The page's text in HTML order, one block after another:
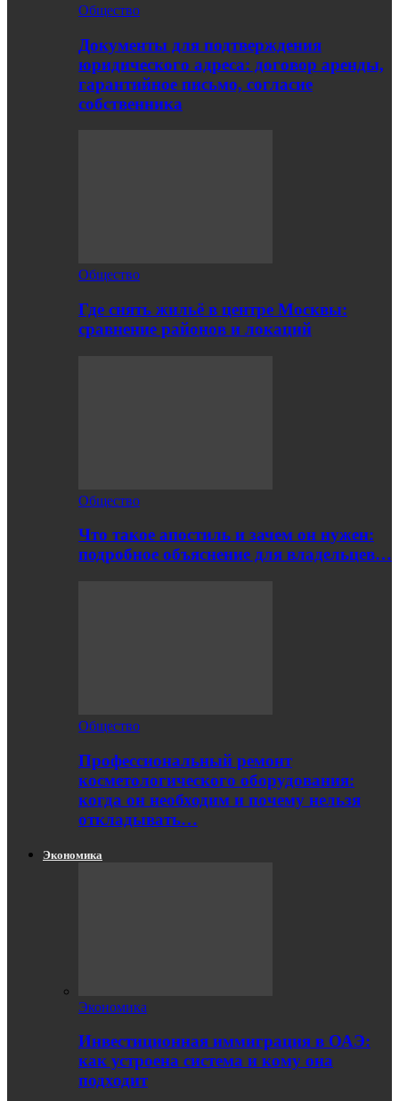
Общество
Документы для подтверждения
юридического адреса: договор аренды,
гарантийное письмо, согласие
собственника
Общество
Где снять жильё в центре Москвы:
сравнение районов и локаций
Общество
Что такое апостиль и зачем он нужен:
подробное объяснение для владельцев…
Общество
Профессиональный ремонт
косметологического оборудования:
когда он необходим и почему нельзя
откладывать…
Экономика
Экономика
Инвестиционная иммиграция в ОАЭ:
как устроена система и кому она
подходит